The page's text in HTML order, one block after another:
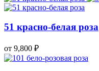
51 красно-белая роза
от 9,800 ₽